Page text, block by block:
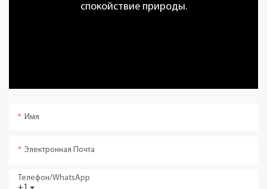
спокойствие природы.
Имя
Электронная Почта
Телефон/WhatsApp